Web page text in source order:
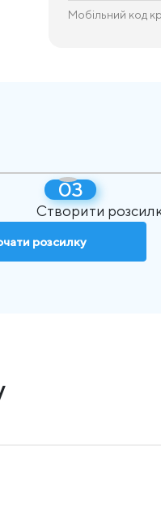
Мобільний код
Створити
розсилку